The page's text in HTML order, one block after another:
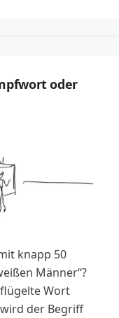
oder
knapp 50
Männer“?
Wort
der Begriff